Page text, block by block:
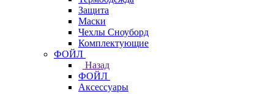
Защита
Маски
Чехлы Сноуборд
Комплектующие
ФОЙЛ
Назад
ФОЙЛ
Аксессуары